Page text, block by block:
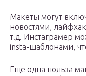
Макеты могут
новостями,
т.д. Инстаграмер
insta-шаблонами,
Еще одна польза